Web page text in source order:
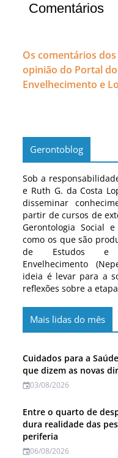
Comentários
Os comentários
opinião do Portal do
Envelhecimento e
Gerontoblog
Sob a
e Ruth G. da Costa
disseminar
partir de cursos de
Gerontologia Social
como os que são
de Estudos e
Envelhecimento
ideia é levar para a
reflexões sobre a
Mais lidas do mês
Cuidados para a
que dizem as novas
03/08/2026
Entre o quarto de
dura realidade das
periferia
06/08/2026